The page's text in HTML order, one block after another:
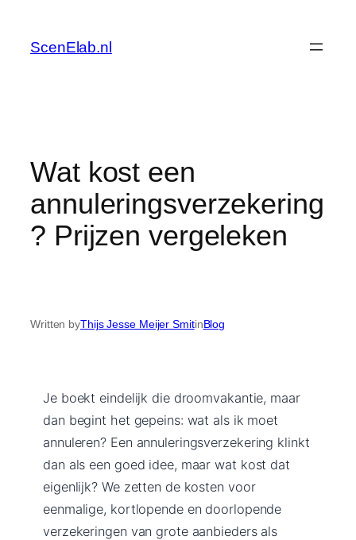
content
ScenElab.nl
Wat kost een
annuleringsverzekering
? Prijzen vergeleken
Written byThijs Jesse Meijer SmitinBlog
Je boekt eindelijk die droomvakantie, maar
dan begint het gepeins: wat als ik moet
annuleren? Een annuleringsverzekering klinkt
dan als een goed idee, maar wat kost dat
eigenlijk? We zetten de kosten voor
eenmalige, kortlopende en doorlopende
verzekeringen van grote aanbieders als